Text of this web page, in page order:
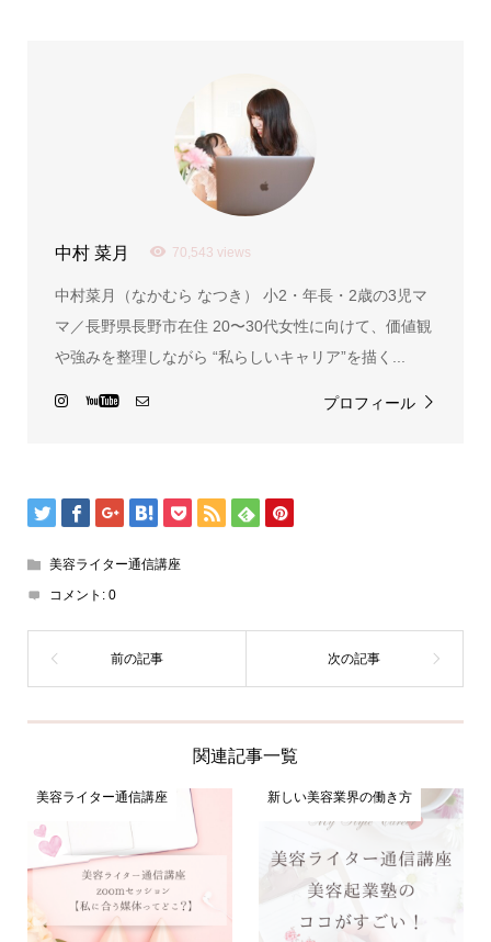
中村 菜月 70,543 views
中村菜月（なかむら なつき） 小2・年長・2歳の3児マ
マ／長野県長野市在住 20〜30代女性に向けて、価値観
や強みを整理しながら “私らしいキャリア”を描く...
プロフィール
美容ライター通信講座
コメント: 0
関連記事一覧
美容ライター通信講座 新しい美容業界の働き方